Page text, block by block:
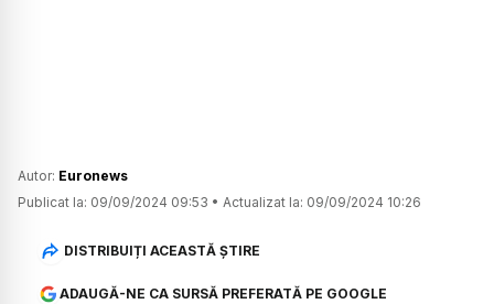
Autor: Euronews
Publicat la: 09/09/2024 09:53 • Actualizat la: 09/09/2024 10:26
DISTRIBUIȚI ACEASTĂ ȘTIRE
ADAUGĂ-NE CA SURSĂ PREFERATĂ PE GOOGLE